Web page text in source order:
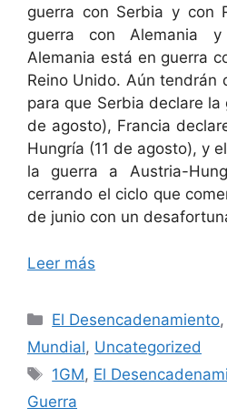
guerra con Serbia y con
guerra con Alemania
Alemania está en guerra
Reino Unido. Aún tendrán
para que Serbia declare
de agosto), Francia
Hungría (11 de agosto), y
la guerra a Austria-
cerrando el ciclo que
de junio con un
Leer más
Categorías
El Desencadenamiento,
Mundial, Uncategorized
Etiquetas
1GM, El
Guerra